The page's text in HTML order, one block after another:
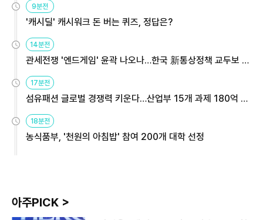
9분전
'캐시딜' 캐시워크 돈 버는 퀴즈, 정답은?
14분전
관세전쟁 '엔드게임' 윤곽 나오나…한국 新통상정책 교두보 활
17분전
섬유패션 글로벌 경쟁력 키운다…산업부 15개 과제 180억 지
18분전
농식품부, '천원의 아침밥' 참여 200개 대학 선정
아주PICK >